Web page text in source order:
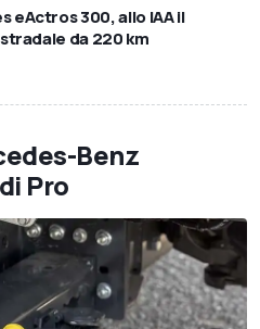
eActros 300, allo IAA il
da 220 km
Benz
Pro